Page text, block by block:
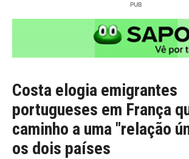
Costa elogia emigrantes
portugueses em França
caminho a uma "relação
os dois países